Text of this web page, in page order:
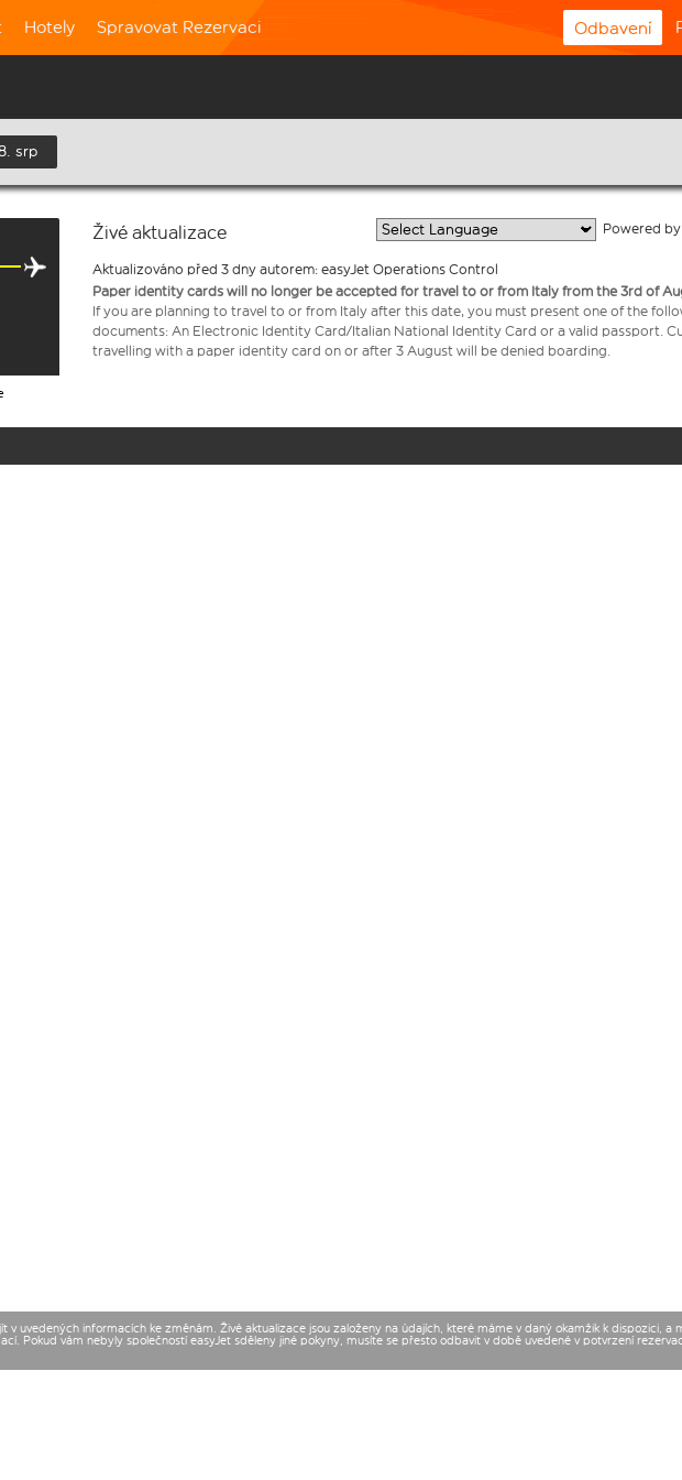
Hotely Spravovat Rezervaci Odbavení
srp
Živé aktualizace Powered by
Aktualizováno před 3 dny autorem: easyJet Operations Control
Paper identity cards will no longer be accepted for travel to or from Italy from the 3rd of
If you are planning to travel to or from Italy after this date, you must present one of the
documents: An Electronic Identity Card/Italian National Identity Card or a valid passport.
travelling with a paper identity card on or after 3 August will be denied boarding.
v uvedených informacích ke změnám. Živé aktualizace jsou založeny na údajích, které máme v daný okamžik k dispozici, a
Pokud vám nebyly společností easyJet sděleny jiné pokyny, musíte se přesto odbavit v době uvedené v potvrzení